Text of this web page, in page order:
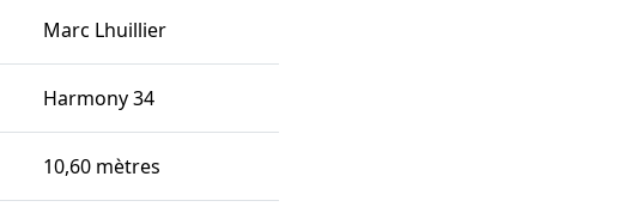
Marc Lhuillier
Harmony 34
10,60 mètres